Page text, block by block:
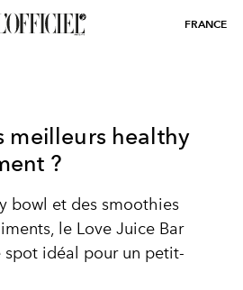
FRANCE
meilleurs healthy
?
bowl et des smoothies
le Love Juice Bar
idéal pour un petit-